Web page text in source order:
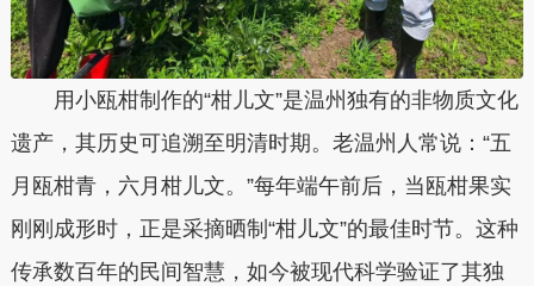
用小瓯柑制作的“柑儿文”是温州独有的非物质文化
遗产，其历史可追溯至明清时期。老温州人常说：“五
月瓯柑青，六月柑儿文。”每年端午前后，当瓯柑果实
刚刚成形时，正是采摘晒制“柑儿文”的最佳时节。这种
传承数百年的民间智慧，如今被现代科学验证了其独